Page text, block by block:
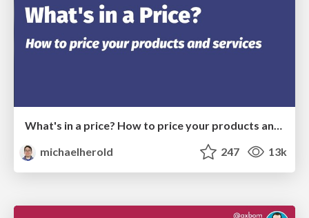
What's in a price? How to price your products and services
michaelherold
247 13k